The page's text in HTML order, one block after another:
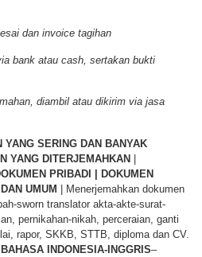
dan invoice tagihan
bank atau cash, sertakan bukti
diambil atau dikirim via jasa
SERING DAN BANYAK
YANG DITERJEMAHKAN |
PRIBADI | DOKUMEN
UMUM | Menerjemahkan dokumen
sworn translator akta-akte-surat-
pernikahan-nikah, perceraian, ganti
rapor, SKKB, STTB, diploma dan CV.
BAHASA INDONESIA-INGGRIS–